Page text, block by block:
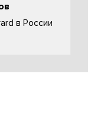
в России